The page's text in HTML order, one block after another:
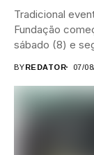
Tradicional
Fundação
sábado (8) e
BYREDATOR 07/